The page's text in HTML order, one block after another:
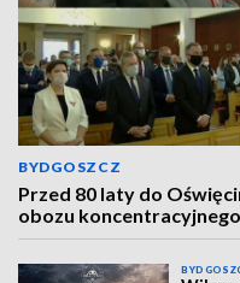
BYDGOSZCZ
Przed 80 laty do
obozu